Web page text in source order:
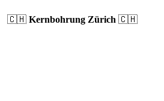
🇨🇭 Kernbohrung Zürich 🇨🇭